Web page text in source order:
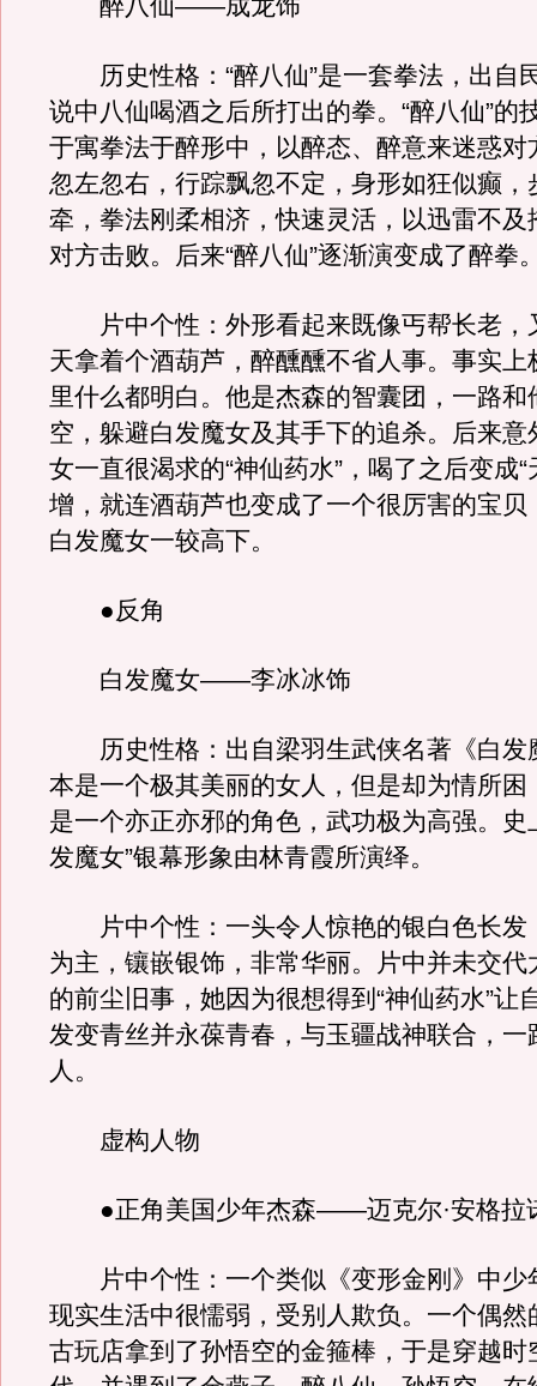
醉八仙——成龙饰
历史性格：“醉八仙”是一套拳法，出自
说中八仙喝酒之后所打出的拳。“醉八仙”的
于寓拳法于醉形中，以醉态、醉意来迷惑对
忽左忽右，行踪飘忽不定，身形如狂似癫，
牵，拳法刚柔相济，快速灵活，以迅雷不及
对方击败。后来“醉八仙”逐渐演变成了醉拳
片中个性：外形看起来既像丐帮长老，
天拿着个酒葫芦，醉醺醺不省人事。事实上
里什么都明白。他是杰森的智囊团，一路和
空，躲避白发魔女及其手下的追杀。后来意
女一直很渴求的“神仙药水”，喝了之后变成“
增，就连酒葫芦也变成了一个很厉害的宝贝
白发魔女一较高下。
●反角
白发魔女——李冰冰饰
历史性格：出自梁羽生武侠名著《白发
本是一个极其美丽的女人，但是却为情所困
是一个亦正亦邪的角色，武功极为高强。史
发魔女”银幕形象由林青霞所演绎。
片中个性：一头令人惊艳的银白色长发
为主，镶嵌银饰，非常华丽。片中并未交代
的前尘旧事，她因为很想得到“神仙药水”让
发变青丝并永葆青春，与玉疆战神联合，一
人。
虚构人物
●正角美国少年杰森——迈克尔·安格拉
片中个性：一个类似《变形金刚》中少
现实生活中很懦弱，受别人欺负。一个偶然
古玩店拿到了孙悟空的金箍棒，于是穿越时